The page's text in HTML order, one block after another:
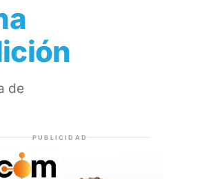
de
PUBLICIDAD